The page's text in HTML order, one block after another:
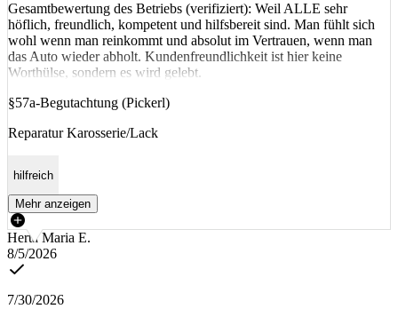
Gesamtbewertung des Betriebs (verifiziert): Weil ALLE sehr
höflich, freundlich, kompetent und hilfsbereit sind. Man fühlt sich
wohl wenn man reinkommt und absolut im Vertrauen, wenn man
das Auto wieder abholt. Kundenfreundlichkeit ist hier keine
Worthülse, sondern es wird gelebt.
§57a-Begutachtung (Pickerl)
Reparatur Karosserie/Lack
hilfreich
Mehr anzeigen
Herta Maria E.
8/5/2026
7/30/2026